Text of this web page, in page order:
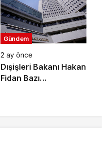
Hizmetleri Açıklaması:
2026 Yılının İlk 4
Ayında Sağlıklı Hayat
Merkezlerine 96 Bini
Gündem
2 ay önce
Dışişleri Bakanı Hakan
Fidan Bazı